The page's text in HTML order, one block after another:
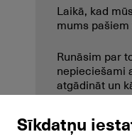
Laikā, kad
mums
Runāsim par
nepieciešami
atgādināt un
tehnoloģiskās
Sīkdatņu